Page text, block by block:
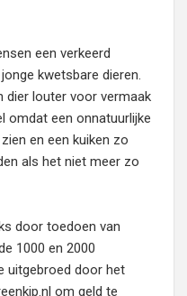
een verkeerd
kwetsbare dieren.
dier louter voor vermaak
omdat een onnatuurlijke
en een kuiken zo
als het niet meer zo
door toedoen van
1000 en 2000
uitgebroed door het
om geld te